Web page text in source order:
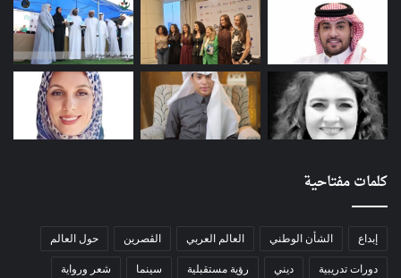
كلمات مفتاحية
إبداع الشأن الوطني العالم العربي الڨصرين حول العالم
دورات تدريبية ديني رؤية مستقبلية سينما شعر ورواية